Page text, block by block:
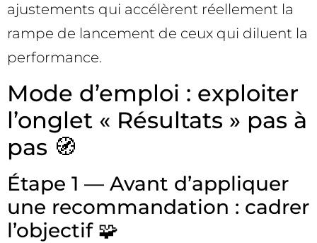
ajustements qui accélèrent réellement la
rampe de lancement de ceux qui diluent la
performance.
Mode d’emploi : exploiter
l’onglet « Résultats » pas à
pas 🧭
Étape 1 — Avant d’appliquer
une recommandation : cadrer
l’objectif 🧩